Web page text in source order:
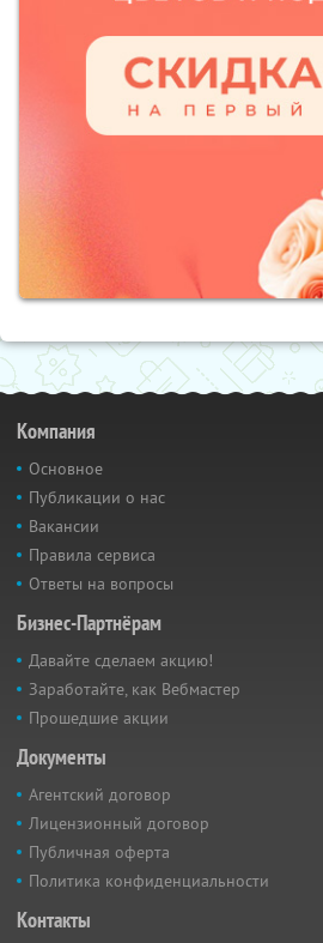
Компания
Основное
Публикации о нас
Вакансии
Правила сервиса
Ответы на вопросы
Бизнес-Партнёрам
Давайте сделаем акцию!
Заработайте, как Вебмастер
Прошедшие акции
Документы
Агентский договор
Лицензионный договор
Публичная оферта
Политика конфиденциальности
Контакты